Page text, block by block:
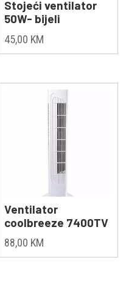
Stojeći ventilator
50W- bijeli
45,00 KM
Ventilator
coolbreeze 7400TV
88,00 KM